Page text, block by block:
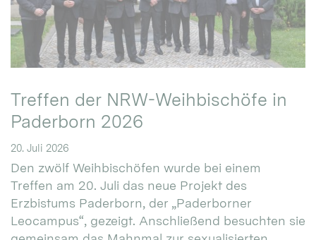
Treffen der NRW-Weihbischöfe in
Paderborn 2026
20. Juli 2026
Den zwölf Weihbischöfen wurde bei einem
Treffen am 20. Juli das neue Projekt des
Erzbistums Paderborn, der „Paderborner
Leocampus“, gezeigt. Anschließend besuchten sie